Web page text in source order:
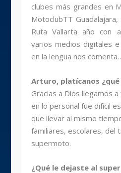
clubes más grandes en
MotoclubTT
Ruta Vallarta año con
varios medios digitales
en la lengua nos
Arturo, platícanos
Gracias a Dios llegamos
en lo personal fue difícil
que llevar al mismo
familiares, escolares, del
supermoto.
¿Qué le dejaste al